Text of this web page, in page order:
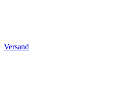
Versand